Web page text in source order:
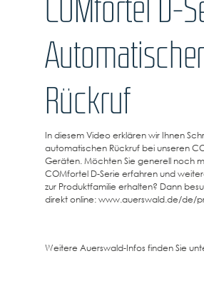
COMfortel D-
Rückruf
In diesem Video erklären wir Ihnen
automatischen Rückruf bei unseren
Geräten. Möchten Sie generell noch
COMfortel D-Serie erfahren und
zur Produktfamilie erhalten? Dann
direkt online: www.auerswald.de/de/
Weitere Auerswald-Infos finden Sie